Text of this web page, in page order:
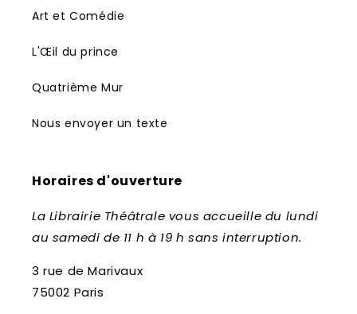
Art et Comédie
L'Œil du prince
Quatrième Mur
Nous envoyer un texte
Horaires d'ouverture
La Librairie Théâtrale vous accueille du lundi
au samedi de 11 h à 19 h sans interruption.
3 rue de Marivaux
75002 Paris